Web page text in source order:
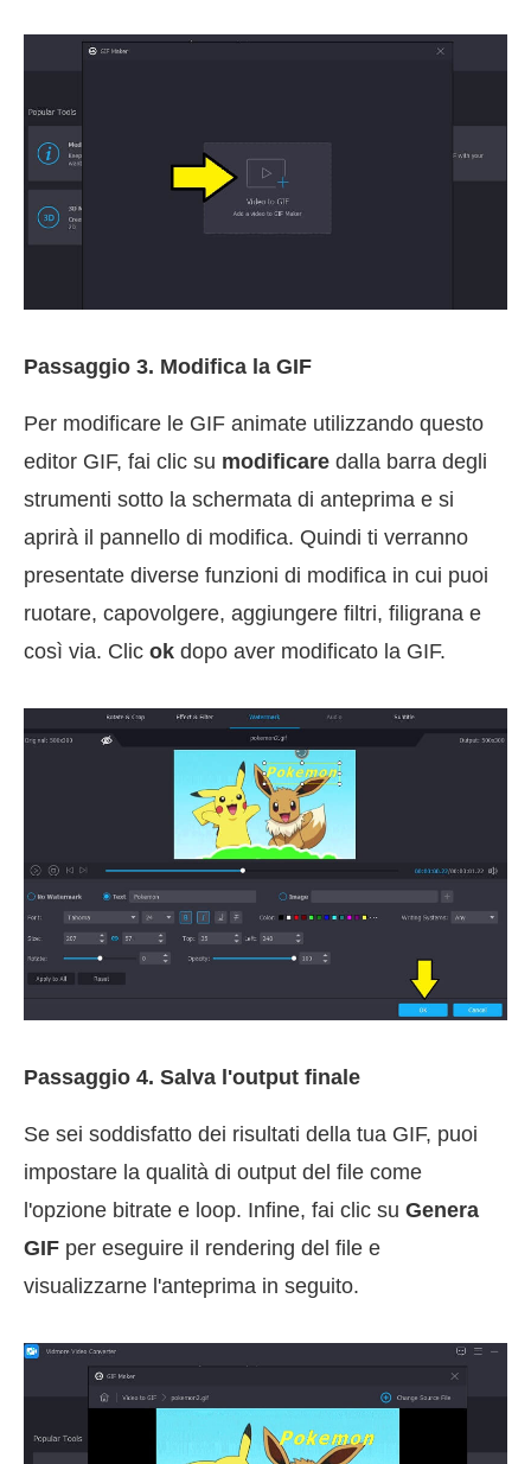
Passaggio 3. Modifica la GIF
Per modificare le GIF animate utilizzando questo
editor GIF, fai clic su modificare dalla barra degli
strumenti sotto la schermata di anteprima e si
aprirà il pannello di modifica. Quindi ti verranno
presentate diverse funzioni di modifica in cui puoi
ruotare, capovolgere, aggiungere filtri, filigrana e
così via. Clic ok dopo aver modificato la GIF.
Passaggio 4. Salva l'output finale
Se sei soddisfatto dei risultati della tua GIF, puoi
impostare la qualità di output del file come
l'opzione bitrate e loop. Infine, fai clic su Genera
GIF per eseguire il rendering del file e
visualizzarne l'anteprima in seguito.